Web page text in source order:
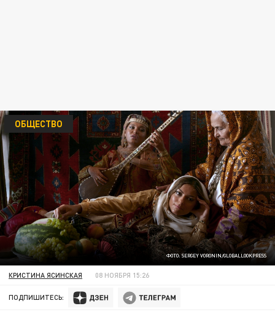
ФОТО: SERGEY VORONIN/GLOBALLOOKPRESS
ОБЩЕСТВО
КРИСТИНА ЯСИНСКАЯ 08 НОЯБРЯ 15:26
ПОДПИШИТЕСЬ: